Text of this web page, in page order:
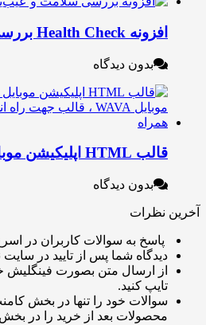
بدون دیدگاه
بدون دیدگاه
به سوالات کاربران در اسرع وقت
شما پس از تایید در سایت نمایش
ارسال متن بصورت فینگلیش
کنید.
خود را تنها در بخش کامنت مطرح
بعد از خرید را در بخش تیکت